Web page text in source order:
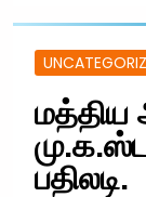
மத்திய
பதிலடி.